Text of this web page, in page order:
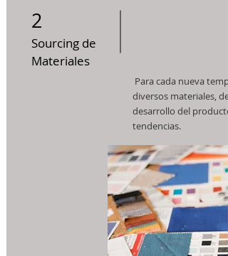
2
Sourcing de
Materiales
Para cada nueva
diversos materiales, de
desarrollo del
tendencias.